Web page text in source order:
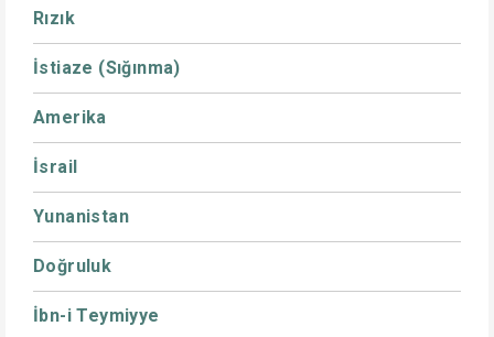
Rızık
İstiaze (Sığınma)
Amerika
İsrail
Yunanistan
Doğruluk
İbn-i Teymiyye